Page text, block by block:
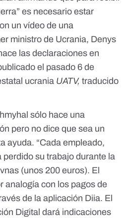
es necesario estar
un vídeo de una
ministro de Ucrania, Denys
las declaraciones en
el pasado 6 de
ucrania UATV, traducido
sólo hace una
pero no dice que sea un
ayuda. “Cada empleado,
su trabajo durante la
(unos 200 euros). El
analogía con los pagos de
de la aplicación Diia. El
Digital dará indicaciones